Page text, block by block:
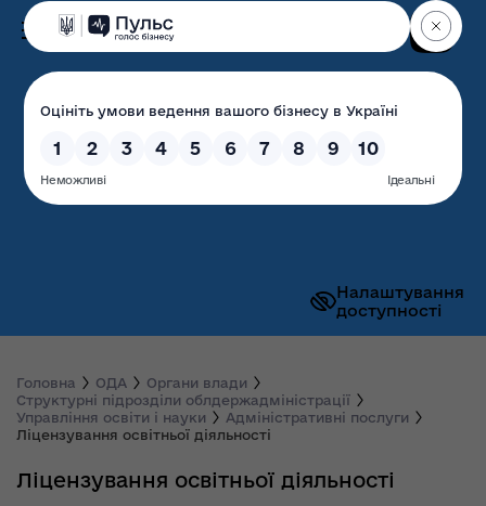
Налаштування
доступності
Волинська обласна
державна адміністрація
Головна ОДА
Органи влади
Структурні підрозділи облдержадміністрації
Управління освіти і науки
Адміністративні послуги
Ліцензування освітньої діяльності
Ліцензування освітньої діяльності